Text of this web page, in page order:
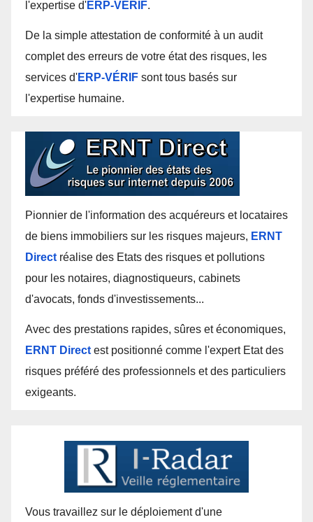
l'expertise d'ERP-VÉRIF.
De la simple attestation de conformité à un audit
complet des erreurs de votre état des risques, les
services d'ERP-VÉRIF sont tous basés sur
l'expertise humaine.
Pionnier de l'information des acquéreurs et locataires
de biens immobiliers sur les risques majeurs, ERNT
Direct réalise des Etats des risques et pollutions
pour les notaires, diagnostiqueurs, cabinets
d'avocats, fonds d'investissements...
Avec des prestations rapides, sûres et économiques,
ERNT Direct est positionné comme l'expert Etat des
risques préféré des professionnels et des particuliers
exigeants.
Vous travaillez sur le déploiement d'une